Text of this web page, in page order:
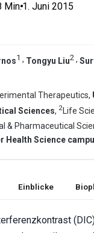
Min.•1. Juni 2015
1 , Tongyu Liu2 ,
Therapeutics,
Sciences, 2 Life
& Pharmaceutical
Health Science
Einblicke